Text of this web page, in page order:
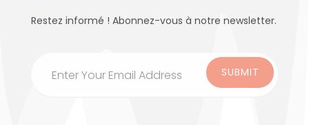
Restez informé ! Abonnez-vous à notre newsletter.